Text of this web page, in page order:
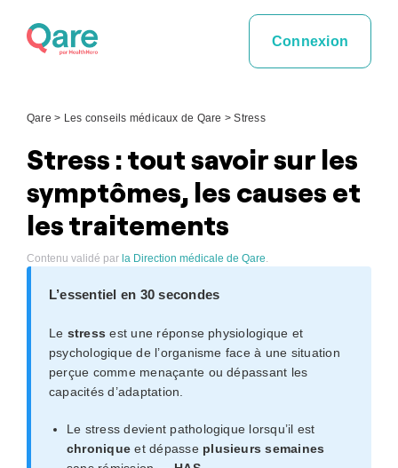
Connexion
Qare > Les conseils médicaux de Qare >Stress
Stress : tout savoir sur les
symptômes, les causes et
les traitements
Contenu validé par la Direction médicale de Qare.
L’essentiel en 30 secondes
Le stress est une réponse physiologique et
psychologique de l’organisme face à une situation
perçue comme menaçante ou dépassant les
capacités d’adaptation.
Le stress devient pathologique lorsqu’il est
chronique et dépasse plusieurs semaines